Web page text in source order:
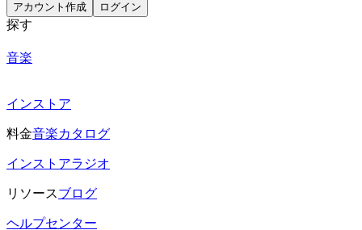
アカウント作成 ログイン
探す
音楽
インストア
料金音楽カタログ
インストアラジオ
リソースブログ
ヘルプセンター